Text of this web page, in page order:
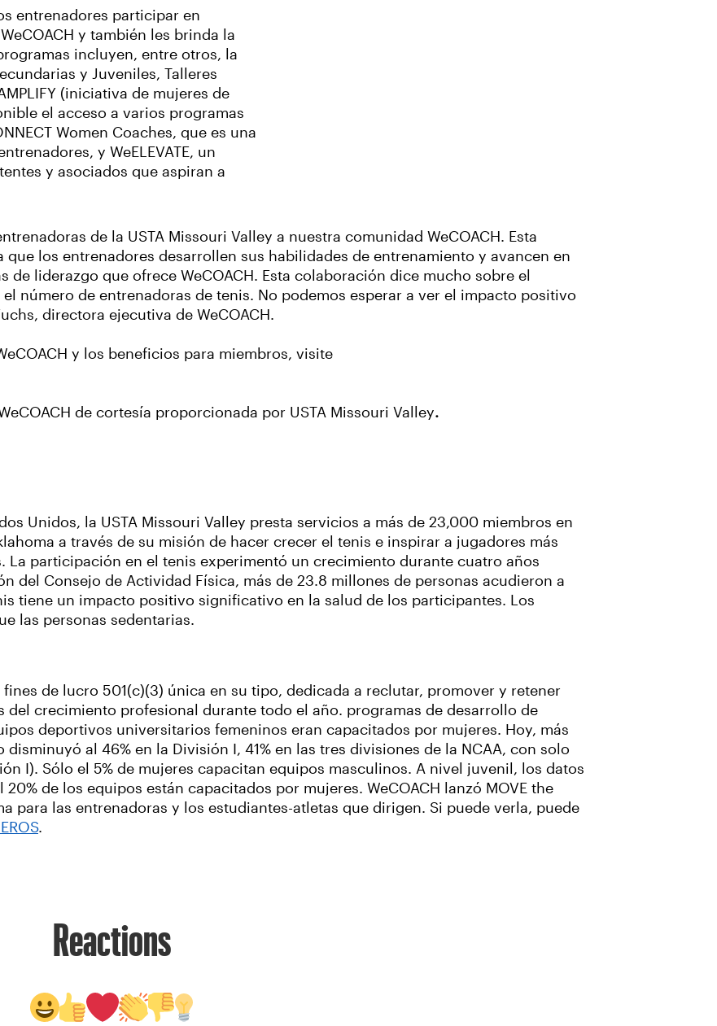
entrenadores participar en
y también les brinda la
incluyen, entre otros, la
y Juveniles, Talleres
(iniciativa de mujeres de
el acceso a varios programas
Women Coaches, que es una
y WeELEVATE, un
y asociados que aspiran a
de la USTA Missouri Valley a nuestra comunidad WeCOACH. Esta
los entrenadores desarrollen sus habilidades de entrenamiento y avancen en
liderazgo que ofrece WeCOACH. Esta colaboración dice mucho sobre el
número de entrenadoras de tenis. No podemos esperar a ver el impacto positivo
directora ejecutiva de WeCOACH.
y los beneficios para miembros, visite
de cortesía proporcionada por USTA Missouri Valley.
Unidos, la USTA Missouri Valley presta servicios a más de 23,000 miembros en
a través de su misión de hacer crecer el tenis e inspirar a jugadores más
La participación en el tenis experimentó un crecimiento durante cuatro años
del Consejo de Actividad Física, más de 23.8 millones de personas acudieron a
tiene un impacto positivo significativo en la salud de los participantes. Los
las personas sedentarias.
fines de lucro 501(c)(3) única en su tipo, dedicada a reclutar, promover y retener
crecimiento profesional durante todo el año. programas de desarrollo de
deportivos universitarios femeninos eran capacitados por mujeres. Hoy, más
al 46% en la División I, 41% en las tres divisiones de la NCAA, con solo
I). Sólo el 5% de mujeres capacitan equipos masculinos. A nivel juvenil, los datos
de los equipos están capacitados por mujeres. WeCOACH lanzó MOVE the
para las entrenadoras y los estudiantes-atletas que dirigen. Si puede verla, puede
.
Reactions